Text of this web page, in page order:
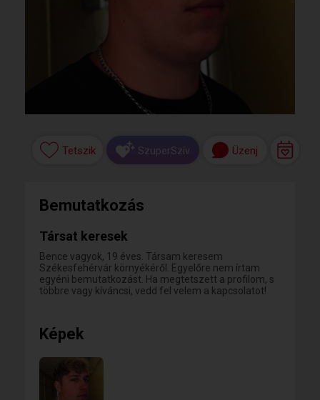
Tetszik SzuperSzív Üzenj
Bemutatkozás
Társat keresek
Bence vagyok, 19 éves. Társam keresem
Székesfehérvár környékéről. Egyelőre nem írtam
egyéni bemutatkozást. Ha megtetszett a profilom, s
többre vagy kíváncsi, vedd fel velem a kapcsolatot!
Képek